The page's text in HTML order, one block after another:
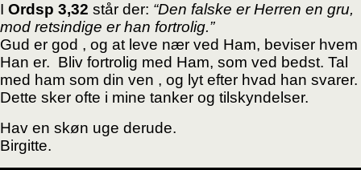
I Ordsp 3,32 står der: “Den falske er Herren en gru,
mod retsindige er han fortrolig.”
Gud er god , og at leve nær ved Ham, beviser hvem
Han er. Bliv fortrolig med Ham, som ved bedst. Tal
med ham som din ven , og lyt efter hvad han svarer.
Dette sker ofte i mine tanker og tilskyndelser.
Hav en skøn uge derude.
Birgitte.